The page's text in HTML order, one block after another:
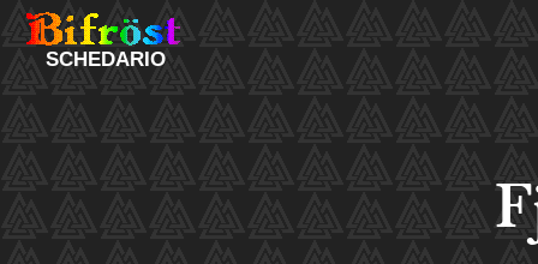
SCHEDARIO